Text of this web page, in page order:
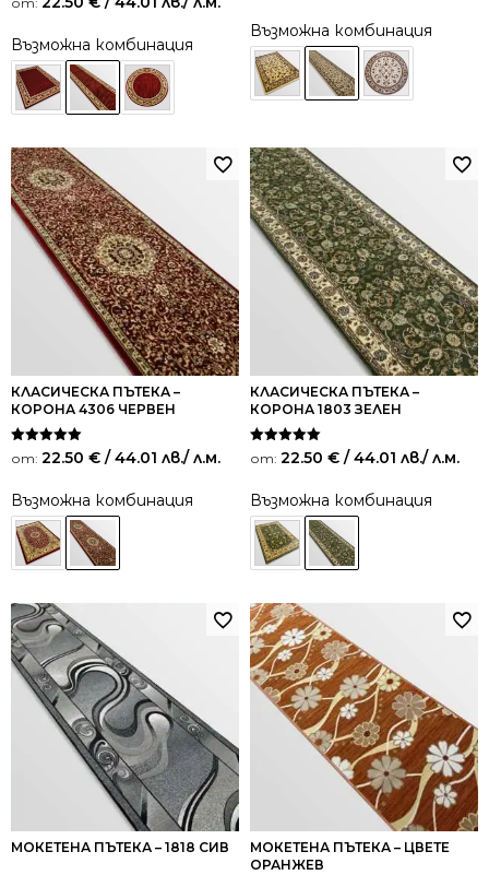
5.00
Възможна комбинация
Възможна комбинация
КЛАСИЧЕСКА ПЪТЕКА –
КОРОНА 4306 ЧЕРВЕН
Оценено на
5.00
от: 22.50 € / 44.01 лв./ л.м.
Възможна комбинация
КЛАСИЧЕСКА ПЪТЕКА –
КОРОНА 1803 ЗЕЛЕН
Оценено на
5.00
от: 22.50 € / 44.01 лв./ л.м.
Възможна комбинация
МОКЕТЕНА ПЪТЕКА – 1818 СИВ
МОКЕТЕНА ПЪТЕКА – ЦВЕТЕ
ОРАНЖЕВ